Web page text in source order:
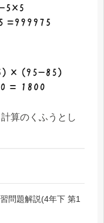
算のくふうとし
問題解説(4年下 第1